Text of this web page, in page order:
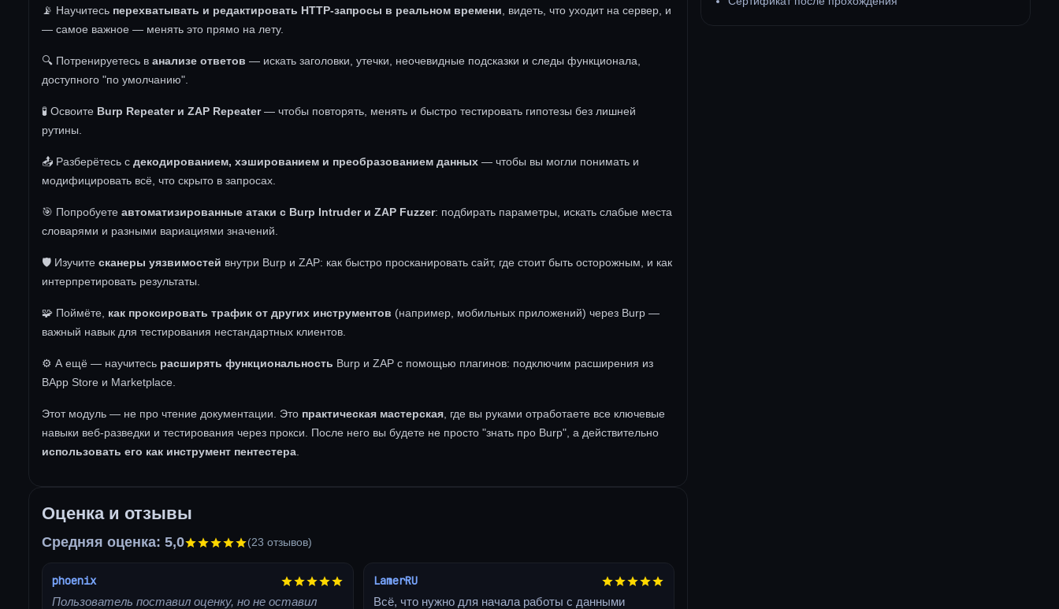
📡 Научитесь перехватывать и редактировать HTTP-запросы в реальном времени , видеть, что уходит на сервер, и
— самое важное — менять это прямо на лету.
🔍 Потренируетесь в анализе ответов — искать заголовки, утечки, неочевидные подсказки и следы функционала,
доступного "по умолчанию".
🧪 Освоите Burp Repeater и ZAP Repeater— чтобы повторять, менять и быстро тестировать гипотезы без лишней
рутины.
📤 Разберётесь с декодированием, хэшированием и преобразованием данных — чтобы вы могли понимать и
модифицировать всё, что скрыто в запросах.
🎯 Попробуете автоматизированные атаки с Burp Intruder и ZAP Fuzzer: подбирать параметры, искать слабые места
словарями и разными вариациями значений.
🛡 Изучите сканеры уязвимостей внутри Burp и ZAP: как быстро просканировать сайт, где стоит быть осторожным, и как
интерпретировать результаты.
🧩 Поймёте, как проксировать трафик от других инструментов (например, мобильных приложений) через Burp —
важный навык для тестирования нестандартных клиентов.
⚙ А ещё — научитесь расширять функциональность Burp и ZAP с помощью плагинов: подключим расширения из
BApp Store и Marketplace.
Этот модуль — не про чтение документации. Это практическая мастерская , где вы руками отработаете все ключевые
навыки веб-разведки и тестирования через прокси. После него вы будете не просто "знать про Burp", а действительно
использовать его как инструмент пентестера
Оценка и отзывы
Средняя оценка: 5,0 (23 отзывов)
phoenix
Пользователь поставил оценку, но не оставил
LamerRU
Всё, что нужно для начала работы с данными